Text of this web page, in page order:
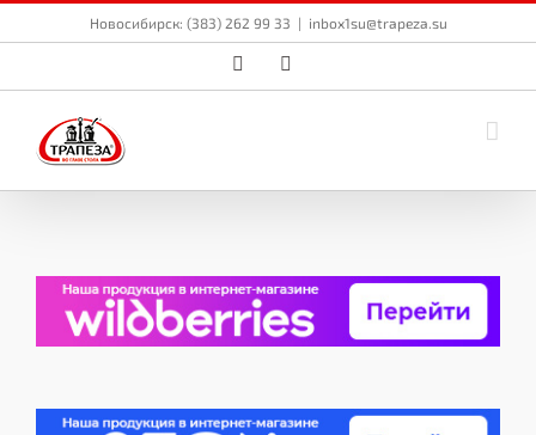
Skip
Новосибирск: (383) 262 99 33 | inbox1su@trapeza.su